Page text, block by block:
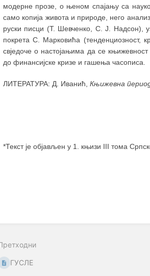
модерне прозе, о њеном спајању са
само копија живота и природе, него
руски писци (Т. Шевченко, С. Ј. Надсон),
покрета С. Марковића (тенденциозност,
свједоче о настојањима да се
до финансијске кризе и гашења часописа.
ЛИТЕРАТУРА: Д. Иванић, Књижевна
*Текст је објављен у 1. књизи III тома
ГУСЛЕ